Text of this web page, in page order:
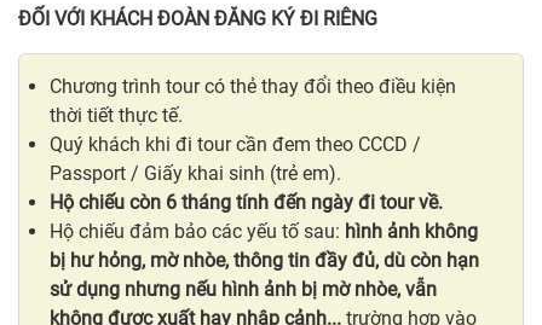
ĐỐI VỚI KHÁCH ĐOÀN ĐĂNG KÝ ĐI RIÊNG
Chương trình tour có thẻ thay đổi theo điều kiện
thời tiết thực tế.
Quý khách khi đi tour cần đem theo CCCD /
Passport / Giấy khai sinh (trẻ em).
Hộ chiếu còn 6 tháng tính đến ngày đi tour về.
Hộ chiếu đảm bảo các yếu tố sau: hình ảnh không
bị hư hỏng, mờ nhòe, thông tin đầy đủ, dù còn hạn
sử dụng nhưng nếu hình ảnh bị mờ nhòe, vẫn
không được xuất hay nhập cảnh... trường hợp vào